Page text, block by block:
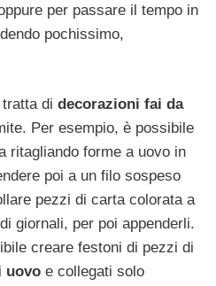
per passare il tempo in
pochissimo,
di decorazioni fai da
Per esempio, è possibile
ritagliando forme a uovo in
poi a un filo sospeso
pezzi di carta colorata a
giornali, per poi appenderli.
creare festoni di pezzi di
uovo e collegati solo